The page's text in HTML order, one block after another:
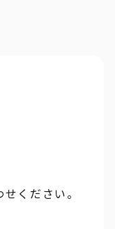
ください。